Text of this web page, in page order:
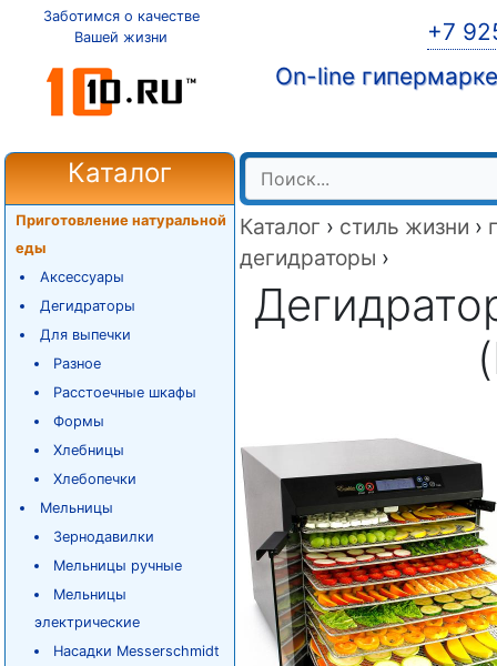
Заботимся о качестве
Вашей жизни
+7
On-line
Каталог
Приготовление натуральной
еды
Аксессуары
Дегидраторы
Для выпечки
Разное
Расстоечные шкафы
Формы
Хлебницы
Хлебопечки
Мельницы
Зернодавилки
Мельницы ручные
Мельницы
электрические
Насадки Messerschmidt
Каталог › стиль жизни ›
дегидраторы ›